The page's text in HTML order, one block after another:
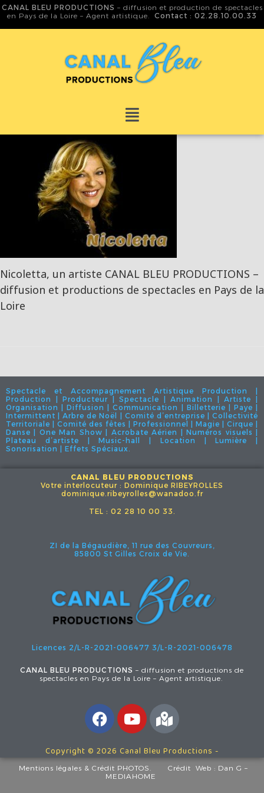
CANAL BLEU PRODUCTIONS – diffusion et production de spectacles
en Pays de la Loire – Agent artistique. Contact : 02.28.10.00.33
Nicoletta, un artiste CANAL BLEU PRODUCTIONS –
diffusion et productions de spectacles en Pays de la
Loire
Spectacle et Accompagnement Artistique Production |
Production | Producteur | Spectacle | Animation | Artiste |
Organisation | Diffusion | Communication | Billetterie | Paye |
Intermittent | Arbre de Noël | Comité d’entreprise | Collectivité
Territoriale | Comité des fêtes | Professionnel | Magie | Cirque |
Danse | One Man Show | Acrobate Aérien | Numéros visuels |
Plateau d’artiste | Music-hall | Location | Lumière |
Sonorisation | Effets Spéciaux.
CANAL BLEU PRODUCTIONS
Votre interlocuteur : Dominique RIBEYROLLES
dominique.ribeyrolles@wanadoo.fr
TEL : 02 28 10 00 33.
ZI de la Bégaudière, 11 rue des Couvreurs,
85800 St Gilles Croix de Vie.
Licences 2/L-R-2021-006477 3/L-R-2021-006478
CANAL BLEU PRODUCTIONS – diffusion et productions de
spectacles en Pays de la Loire – Agent artistique.
Copyright © 2026 Canal Bleu Productions -
Mentions légales & Crédit PHOTOS. Crédit Web : Dan G –
MEDIAHOME